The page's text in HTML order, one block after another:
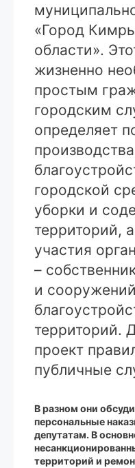
«Город
области».
жизненно
простым
городским
определяет
городской
уборки и
территорий,
участия
–
и
территорий.
проект
публичные
В разном они
персональные
депутатам. В
территорий и